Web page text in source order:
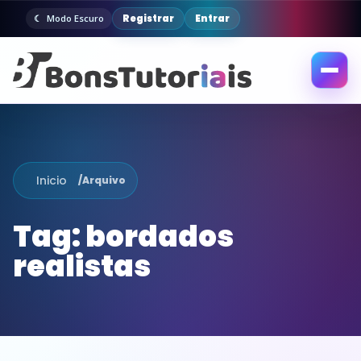
Modo Escuro Registrar Entrar
Abrir
Inicio /Arquivo
Tag:bordados
realistas